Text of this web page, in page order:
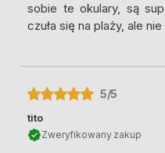
sobie te okulary, są
czuła się na plaży, ale
5/5
tito
Zweryfikowany zakup